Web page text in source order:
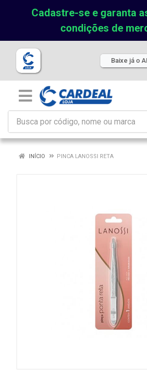
Cadastre-se e garanta
condições de
Baixe já o
INÍCIO PINCA LANOSSI RETA